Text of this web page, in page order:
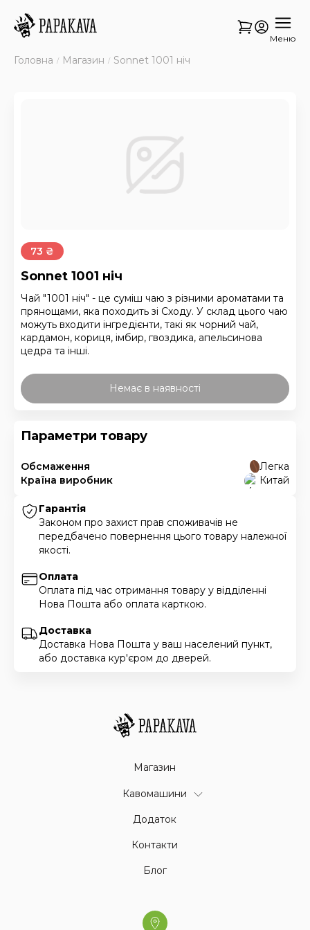
Меню
Головна Магазин Sonnet 1001 ніч
73 ₴
Sonnet 1001 ніч
Чай "1001 ніч" - це суміш чаю з різними ароматами та
прянощами, яка походить зі Сходу. У склад цього чаю
можуть входити інгредієнти, такі як чорний чай,
кардамон, кориця, імбир, гвоздика, апельсинова
цедра та інші.
Немає в наявності
Параметри товару
Обсмаження
Легка
Країна виробник
Китай
Гарантія
Законом про захист прав споживачів не
передбачено повернення цього товару належної
якості.
Оплата
Оплата під час отримання товару у відділенні
Нова Пошта або оплата карткою.
Доставка
Доставка Нова Пошта у ваш населений пункт,
або доставка кур'єром до дверей.
Магазин
Кавомашини
Додаток
Контакти
Блог